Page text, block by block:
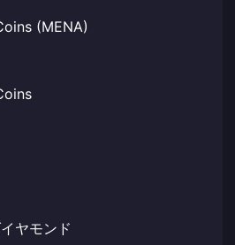
(MENA)
ヤモンド